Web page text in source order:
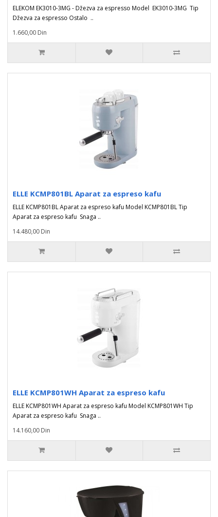
ELEKOM EK3010-3MG - Džezva za espresso Model EK3010-3MG Tip
Džezva za espresso Ostalo ..
1.660,00 Din
ELLE KCMP801BL Aparat za espreso kafu
ELLE KCMP801BL Aparat za espreso kafu Model KCMP801BL Tip
Aparat za espreso kafu Snaga ..
14.480,00 Din
ELLE KCMP801WH Aparat za espreso kafu
ELLE KCMP801WH Aparat za espreso kafu Model KCMP801WH Tip
Aparat za espreso kafu Snaga ..
14.160,00 Din